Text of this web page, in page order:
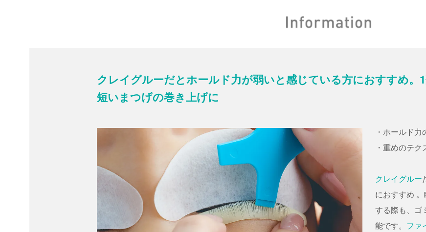
クレイグルーだとホールド力が弱いと感じている方におすすめ。
短いまつげの巻き上げに
・ホールド
・重めのテク
クレイグルー
におすすめ
する際も、ゴ
能です。 ファ